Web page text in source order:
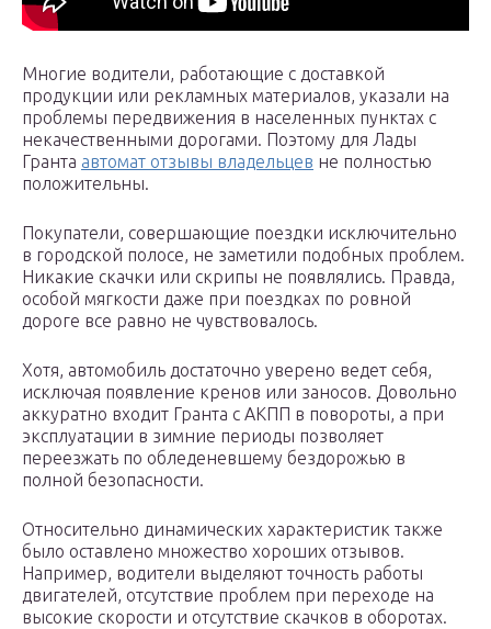
Многие водители, работающие с доставкой
продукции или рекламных материалов, указали на
проблемы передвижения в населенных пунктах с
некачественными дорогами. Поэтому для Лады
Гранта автомат отзывы владельцев не полностью
положительны.
Покупатели, совершающие поездки исключительно
в городской полосе, не заметили подобных проблем.
Никакие скачки или скрипы не появлялись. Правда,
особой мягкости даже при поездках по ровной
дороге все равно не чувствовалось.
Хотя, автомобиль достаточно уверено ведет себя,
исключая появление кренов или заносов. Довольно
аккуратно входит Гранта с АКПП в повороты, а при
эксплуатации в зимние периоды позволяет
переезжать по обледеневшему бездорожью в
полной безопасности.
Относительно динамических характеристик также
было оставлено множество хороших отзывов.
Например, водители выделяют точность работы
двигателей, отсутствие проблем при переходе на
высокие скорости и отсутствие скачков в оборотах.